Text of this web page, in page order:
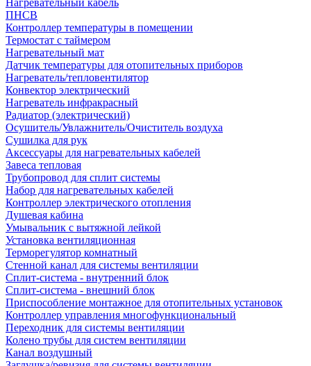
Нагревательный кабель
ПНСВ
Контроллер температуры в помещении
Термостат с таймером
Нагревательный мат
Датчик температуры для отопительных приборов
Нагреватель/тепловентилятор
Конвектор электрический
Нагреватель инфракрасный
Радиатор (электрический)
Осушитель/Увлажнитель/Очиститель воздуха
Сушилка для рук
Аксессуары для нагревательных кабелей
Завеса тепловая
Трубопровод для сплит системы
Набор для нагревательных кабелей
Контроллер электрического отопления
Душевая кабина
Умывальник с вытяжной лейкой
Установка вентиляционная
Терморегулятор комнатный
Стенной канал для системы вентиляции
Сплит-система - внутренний блок
Сплит-система - внешний блок
Приспособление монтажное для отопительных установок
Контроллер управления многофункциональный
Переходник для системы вентиляции
Колено трубы для систем вентиляции
Канал воздушный